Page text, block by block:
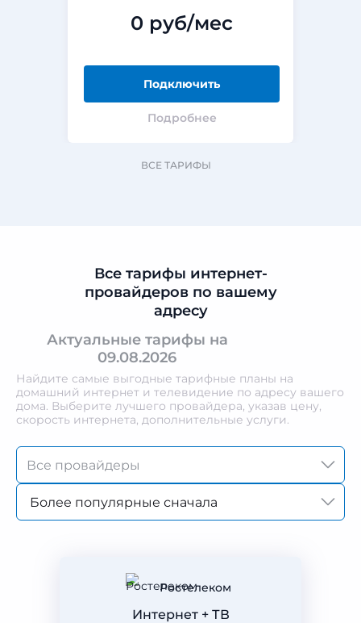
0 руб/мес
Подключить
Подробнее
ВСЕ ТАРИФЫ
Все тарифы интернет-
провайдеров по вашему
адресу
Актуальные тарифы на
09.08.2026
Найдите самые выгодные тарифные планы на
домашний интернет и телевидение по адресу вашего
дома. Выберите лучшего провайдера, указав цену,
скорость интернета, дополнительные услуги.
Более популярные сначала
Ростелеком
Интернет + ТВ